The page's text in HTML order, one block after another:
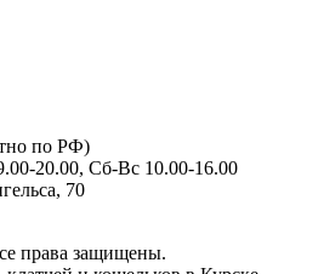
по РФ)
20.00, Сб-Вс 10.00-16.00
70
права защищены.